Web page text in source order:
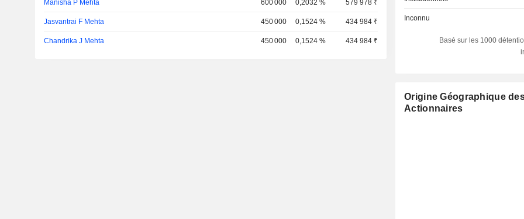
Manisha P Mehta 600 000 0,2032 % 579 978 ₹
Jasvantrai F Mehta 450 000 0,1524 % 434 984 ₹
Chandrika J Mehta 450 000 0,1524 % 434 984 ₹
Inconnu
Basé sur les 1000
Origine Géographique
Actionnaires